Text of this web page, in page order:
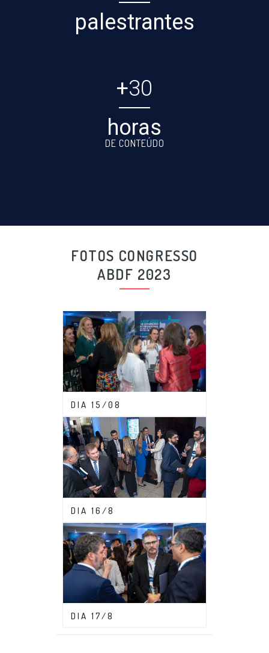
palestrantes
+30
horas
DE CONTEÚDO
FOTOS CONGRESSO
ABDF 2023
DIA 15/08
CONGRESSO ABDF 2023
DIA 16/8
CONGRESSO ABDF 2023
DIA 17/8
CONGRESSO ABDF 2023